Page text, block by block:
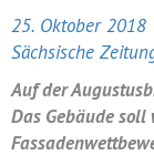
25. Oktober 2018
Sächsische
Auf der
Das Gebäude